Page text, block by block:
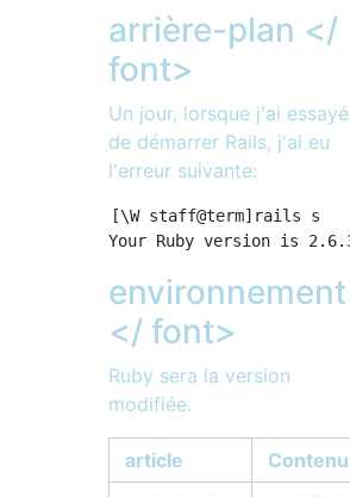
arrière-plan </
font>
Un jour, lorsque j'ai essayé
de démarrer Rails, j'ai eu
l'erreur suivante:
[\W staff@term]rails s
environnement
</ font>
Ruby sera la version
modifiée.
article
Contenu